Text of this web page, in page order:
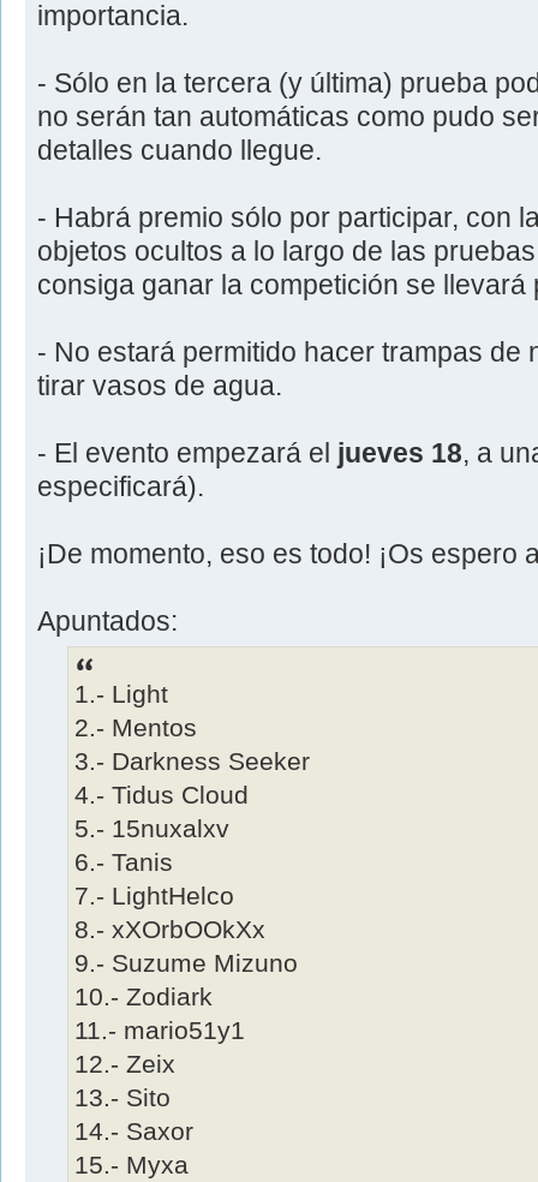
importancia.
- Sólo en la tercera (y última) prueba
no serán tan automáticas como pudo
detalles cuando llegue.
- Habrá premio sólo por participar, con
objetos ocultos a lo largo de las
consiga ganar la competición se llevará
- No estará permitido hacer trampas de
tirar vasos de agua.
- El evento empezará el jueves 18, a
especificará).
¡De momento, eso es todo! ¡Os espero
Apuntados:
1.- Light
2.- Mentos
3.- Darkness Seeker
4.- Tidus Cloud
5.- 15nuxalxv
6.- Tanis
7.- LightHelco
8.- xXOrbOOkXx
9.- Suzume Mizuno
10.- Zodiark
11.- mario51y1
12.- Zeix
13.- Sito
14.- Saxor
15.- Myxa